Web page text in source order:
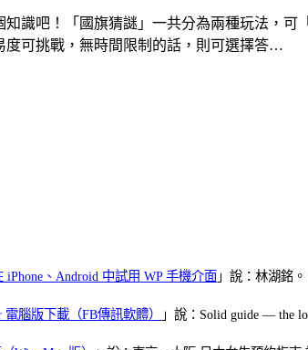
識吧！「國旗猜謎」一共分為兩種玩法，
度可挑戰，無時間限制的話，則可選擇答…
iPhone、Android 中試用 WP 手機介面 」說：林湖銘
電腦版下載（FB傳訊軟體） 」說：Solid guide — the